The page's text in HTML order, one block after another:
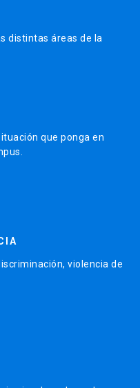
distintas áreas de la
que ponga en
violencia de